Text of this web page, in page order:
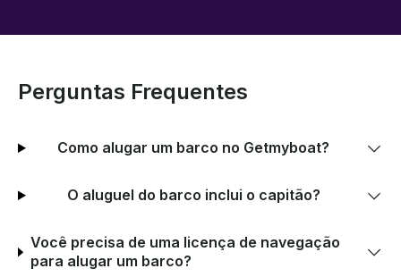
Perguntas Frequentes
Como alugar um barco no Getmyboat?
O aluguel do barco inclui o capitão?
Você precisa de uma licença de navegação
para alugar um barco?